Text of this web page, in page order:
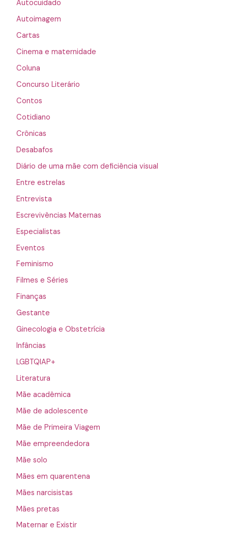
Autocuidado
Autoimagem
Cartas
Cinema e maternidade
Coluna
Concurso Literário
Contos
Cotidiano
Crônicas
Desabafos
Diário de uma mãe com deficiência visual
Entre estrelas
Entrevista
Escrevivências Maternas
Especialistas
Eventos
Feminismo
Filmes e Séries
Finanças
Gestante
Ginecologia e Obstetrícia
Infâncias
LGBTQIAP+
Literatura
Mãe acadêmica
Mãe de adolescente
Mãe de Primeira Viagem
Mãe empreendedora
Mãe solo
Mães em quarentena
Mães narcisistas
Mães pretas
Maternar e Existir